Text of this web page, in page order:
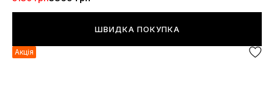
ШВИДКА ПОКУПКА
Акція